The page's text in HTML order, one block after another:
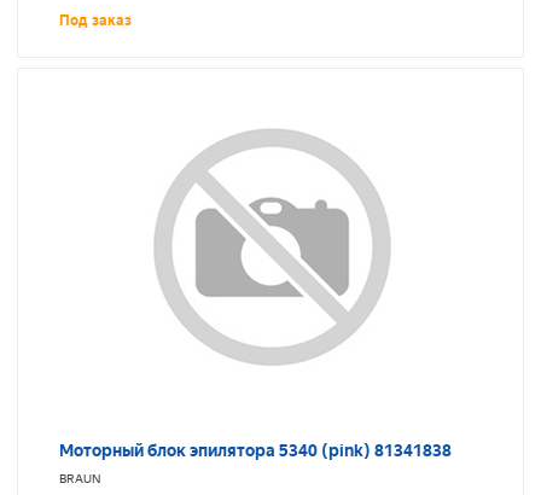
Под заказ
Моторный блок эпилятора 5340 (pink) 81341838
BRAUN